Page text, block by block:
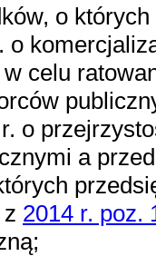
o
o
celu
o
a
2014 r. poz.